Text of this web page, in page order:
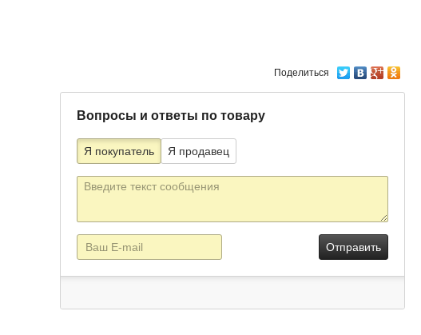
Поделиться
Вопросы и ответы по товару
Я покупатель Я продавец
Текст
E-
mail